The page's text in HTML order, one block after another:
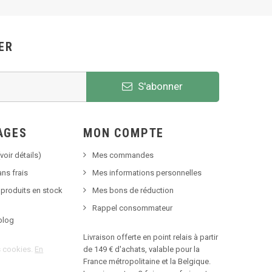
S'abonner
détails)
frais
en stock
En
MON COMPTE
Mes commandes
Mes informations personnelles
Mes bons de réduction
Rappel consommateur
Livraison offerte en point relais à partir
de 149 € d'achats, valable pour la
France métropolitaine et la Belgique.